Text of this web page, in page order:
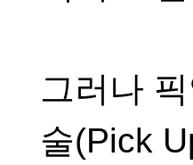
그러나
술(Pick